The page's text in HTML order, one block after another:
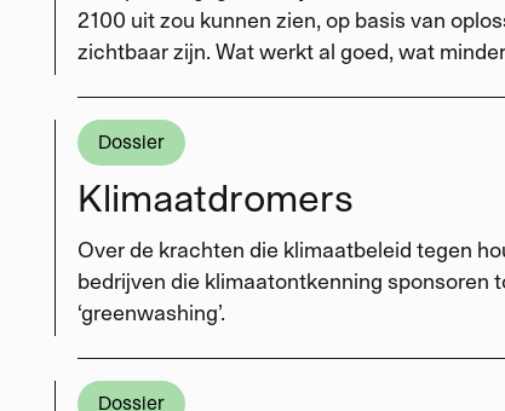
2100 uit zou kunnen zien, op basis van
zichtbaar zijn. Wat werkt al goed, wat
Dossier
Klimaatdromers
Over de krachten die klimaatbeleid tegen
bedrijven die klimaatontkenning sponsoren
‘greenwashing’.
Dossier